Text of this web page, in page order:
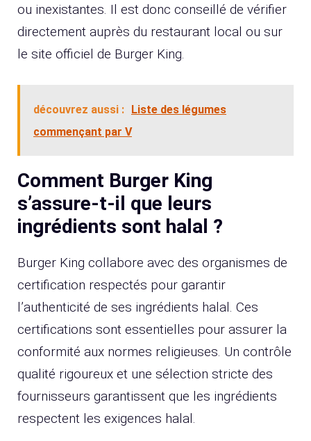
ou inexistantes. Il est donc conseillé de vérifier
directement auprès du restaurant local ou sur
le site officiel de Burger King.
découvrez aussi :
Liste des légumes
commençant par V
Comment Burger King
s’assure-t-il que leurs
ingrédients sont halal ?
Burger King collabore avec des organismes de
certification respectés pour garantir
l’authenticité de ses ingrédients halal. Ces
certifications sont essentielles pour assurer la
conformité aux normes religieuses. Un contrôle
qualité rigoureux et une sélection stricte des
fournisseurs garantissent que les ingrédients
respectent les exigences halal.